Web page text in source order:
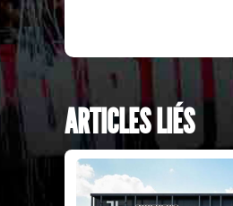
ARTICLES LIÉS